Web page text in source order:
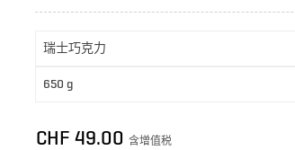
CHF 49.00 含增值税